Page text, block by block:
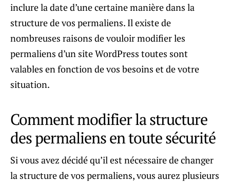
inclure la date d’une certaine manière dans la
structure de vos permaliens. Il existe de
nombreuses raisons de vouloir modifier les
permaliens d’un site WordPress toutes sont
valables en fonction de vos besoins et de votre
situation.
Comment modifier la structure
des permaliens en toute sécurité
Si vous avez décidé qu’il est nécessaire de changer
la structure de vos permaliens, vous aurez plusieurs